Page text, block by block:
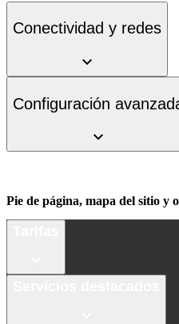
Conectividad y redes
Configuración
Pie de página, mapa del sitio y